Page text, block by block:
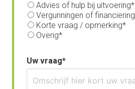
Advies of hulp bij uitvoering
Vergunningen of financiering
Korte vraag / opmerking
Overig
Uw vraag